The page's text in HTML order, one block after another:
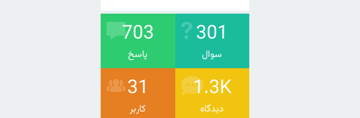
301
سوال
703
پاسخ
1.3K
دیدگاه
31
کاربر